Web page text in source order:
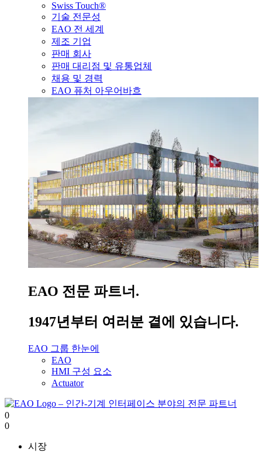
Swiss Touch®
기술 전문성
EAO 전 세계
제조 기업
판매 회사
판매 대리점 및 유통업체
채용 및 경력
EAO 퓨처 아우어바흐
EAO 전문 파트너.
1947년부터 여러분 곁에 있습니다.
EAO 그룹 한눈에
EAO
HMI 구성 요소
Actuator
0
0
시장